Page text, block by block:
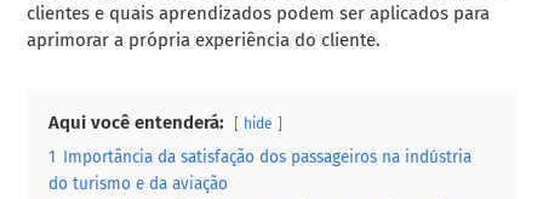
clientes e quais aprendizados podem ser aplicados para
aprimorar a própria experiência do cliente.
Aqui você entenderá: hide
1 Importância da satisfação dos passageiros na indústria
do turismo e da aviação